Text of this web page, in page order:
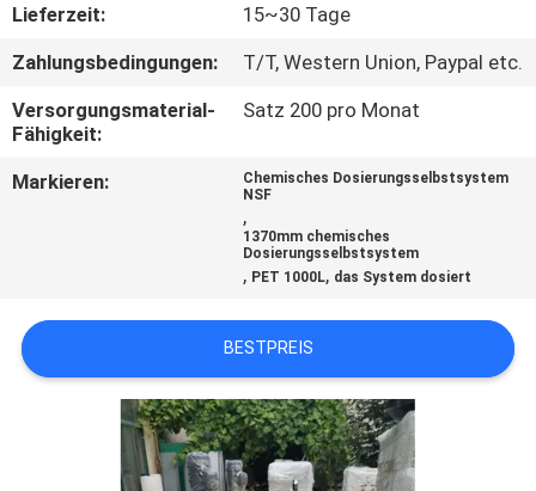
MIT
UNS
IN
VERBINDUNG
SIE EIN
ZITAT
SITEMAP
Lieferzeit:
15~30 Tage
Zahlungsbedingungen:
T/T, Western Union, Paypal etc.
Versorgungsmaterial-
Fähigkeit:
Satz 200 pro Monat
Markieren:
Chemisches Dosierungsselbstsystem
NSF
,
1370mm chemisches
Dosierungsselbstsystem
, PET 1000L, das System dosiert
BESTPREIS